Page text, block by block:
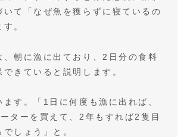
いて「なぜ魚を獲らずに寝ているの
。
、朝に漁に出ており、2日分の食料
きていると説明します。
ます。「1日に何度も漁に出れば、
ターを買えて、2年もすれば2隻目
しょう」と。